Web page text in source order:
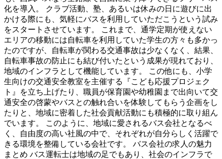
化を導入。 クラブ活動、塾、あるいは休みの日に遊びに出
かける際にも、気軽にバスを利用していただこうという試み
をスタートさせています。 これまで、通学定期が使えない
エリアの移動には自転車を利用していた学生の方々も多かっ
たのですが、自転車が関わる交通事故は少なくなく、結果、
自転車事故の防止にも結び付いたという成果が現れており、
地域のインフラとして機能しています。 この他にも、小学
生向けの交通安全教室を主催する『こども応援プロジェク
ト』を立ち上げたり、職員が保育園や幼稚園まで出向いて交
通安全の啓蒙やバスとの触れ合いを体験してもらう企画をし
たりと、地域に密着した社会貢献活動にも積極的に取り組ん
でいます。 このように、地域に愛されるバス会社となるべ
く、自由度の高い社風の中で、それぞれが自分らしく活躍で
きる環境を整備している会社です。 バス会社の求人の魅力
まとめ バス運転士は地域の足でもあり、社会のインフラで